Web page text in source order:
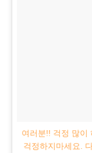
여러분!! 걱정 많이
걱정하지마세요.